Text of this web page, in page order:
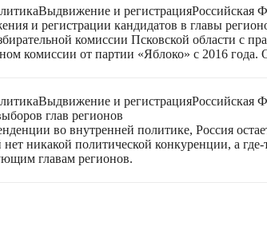
Выдвижение и регистрацияРоссийская
и регистрации кандидатов в главы
комиссии Псковской области с
комиссии от партии «Яблоко» с 2016 года.
Выдвижение и регистрацияРоссийская
глав регионов
во внутренней политике, Россия
нет никакой политической конкуренции, а
главам регионов.